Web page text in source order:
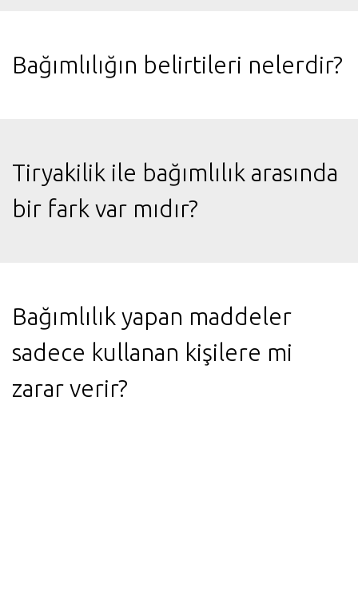
Bağımlılığın belirtileri nelerdir?
Tiryakilik ile bağımlılık arasında
bir fark var mıdır?
Bağımlılık yapan maddeler
sadece kullanan kişilere mi
zarar verir?